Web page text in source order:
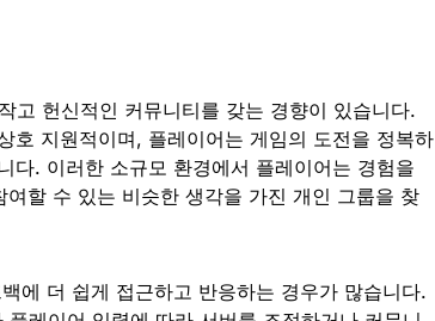
고 헌신적인 커뮤니티를 갖는 경향이 있습니다.
호 지원적이며, 플레이어는 게임의 도전을 정복하
다. 이러한 소규모 환경에서 플레이어는 경험을
할 수 있는 비슷한 생각을 가진 개인 그룹을 찾
에 더 쉽게 접근하고 반응하는 경우가 많습니다.